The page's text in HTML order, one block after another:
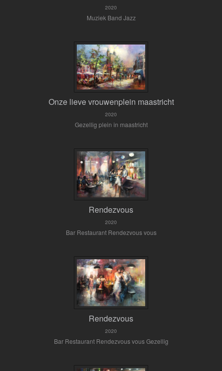
2020
Muziek Band Jazz
Onze lieve vrouwenplein maastricht
2020
Gezellig plein in maastricht
Rendezvous
2020
Bar Restaurant Rendezvous vous
Rendezvous
2020
Bar Restaurant Rendezvous vous Gezellig